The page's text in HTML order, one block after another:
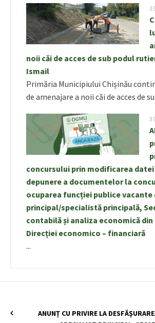
noii căi de acces de sub podul
Ismail
Primăria Municipiului Chișinău
de amenajare a noii căi de acces de
concursului prin modificarea
depunere a documentelor la
ocuparea funcției publice vacante
principal/specialistă principală,
contabilă și analiza economică
Direcției economico – financiară
...
ANUNȚ CU PRIVIRE LA